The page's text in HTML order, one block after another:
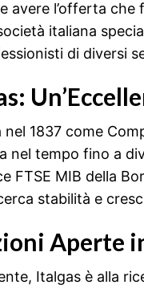
avere l’offerta
italiana
di diversi
nel 1837 come
nel tempo fino a
FTSE MIB della
stabilità e
Aperte
Italgas è alla